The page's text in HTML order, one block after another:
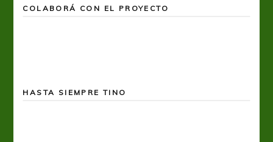
COLABORÁ CON EL PROYECTO
HASTA SIEMPRE TINO